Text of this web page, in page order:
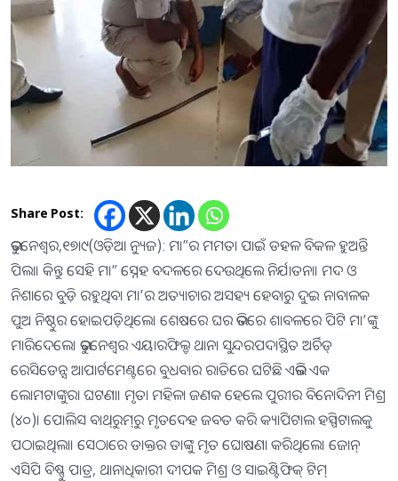
Share Post:
ଭୁବନେଶ୍ୱର,୧୭ା୯(ଓଡ଼ିଆ ନ୍ୟୁଜ): ମା”ର ମମତା ପାଇଁ ଡହଳ ବିକଳ ହୁଅନ୍ତି
ପିଲା। କିନ୍ତୁ ସେହି ମା” ସ୍ନେହ ବଦଳରେ ଦେଉଥିଲେ ନିର୍ଯାତନା। ମଦ ଓ
ନିଶାରେ ବୁଡ଼ି ରହୁଥିବା ମା’ର ଅତ୍ୟାଚାର ଅସହ୍ୟ ହେବାରୁ ଦୁଇ ନାବାଳକ
ପୁଅ ନିଷ୍ଠୁର ହୋଇପଡ଼ିଥିଲେ। ଶେଷରେ ଘର ଭିତରେ ଶାବଳରେ ପିଟି ମା’ଙ୍କୁ
ମାରିଦେଲେ। ଭୁବନେଶ୍ୱର ଏୟାରଫିଲ୍ଡ ଥାନା ସୁନ୍ଦରପଦାସ୍ଥିତ ଅର୍ଚିଡ୍‌
ରେସିଡେନ୍ସ ଆପାର୍ଟମେଣ୍ଟରେ ବୁଧବାର ରାତିରେ ଘଟିଛି ଏଭଳି ଏକ
ଲୋମଟାଙ୍କୁରା ଘଟଣା। ମୃତା ମହିଳା ଜଣକ ହେଲେ ପୁରୀର ବିନୋଦିନୀ ମିଶ୍ର
(୪୦)। ପୋଲିସ ବାଥ୍‌ରୁମ୍‌ରୁ ମୃତଦେହ ଜବତ କରି କ୍ୟାପିଟାଲ ହସ୍ପିଟାଲକୁ
ପଠାଇଥିଲା। ସେଠାରେ ଡାକ୍ତର ତାଙ୍କୁ ମୃତ ଘୋଷଣା କରିଥିଲେ। ଜୋନ୍‌
ଏସିପି ବିଷ୍ଣୁ ପାତ୍ର, ଥାନାଧିକାରୀ ଦୀପକ ମିଶ୍ର ଓ ସାଇଣ୍ଟିଫିକ୍‌ ଟିମ୍‌